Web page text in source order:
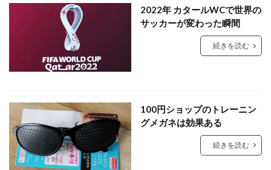
2022年 カタールWCで世界の
サッカーが変わった瞬間
続きを読む
100円ショップのトレーニン
グメガネは効果ある
続きを読む